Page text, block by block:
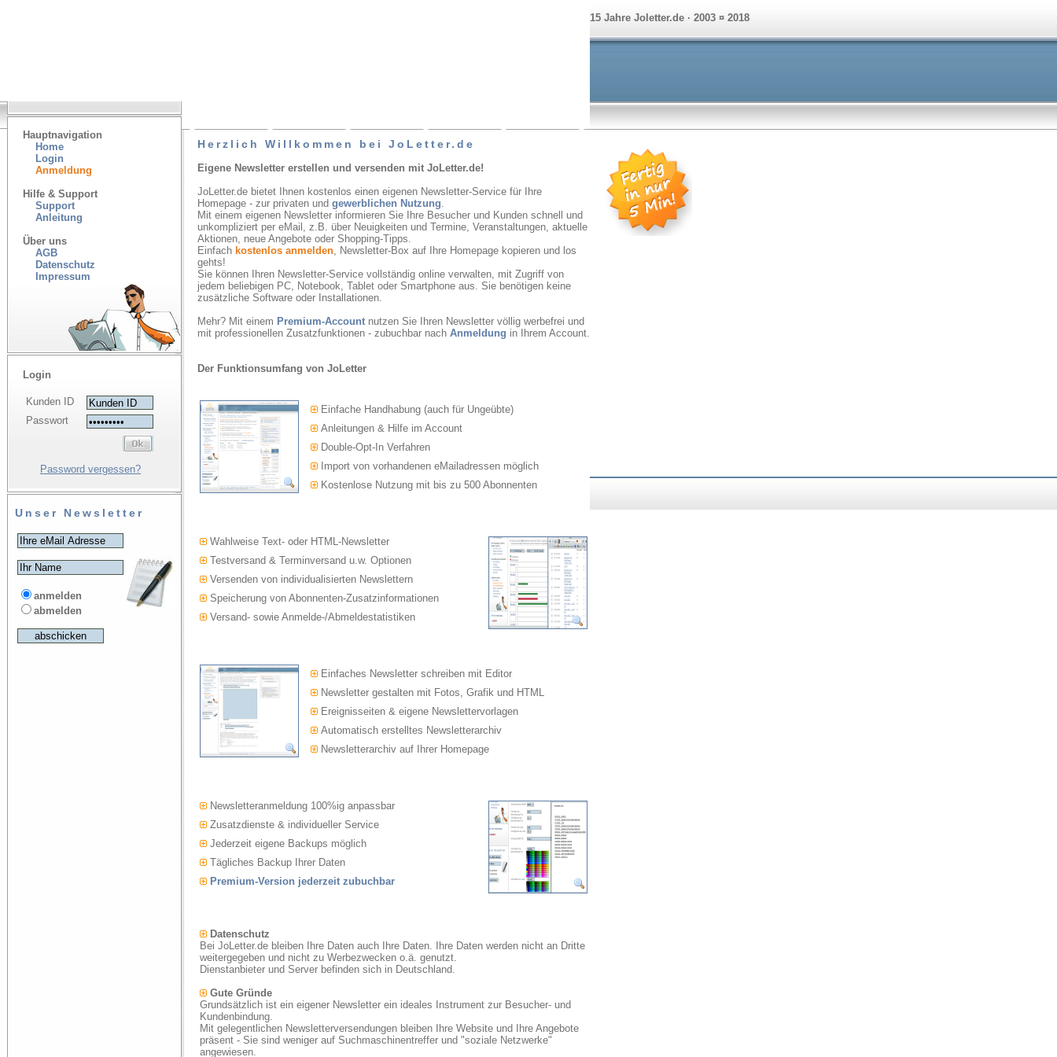
15 Jahre Joletter.de · 2003 ¤ 2018
Hauptnavigation
Home
Login
Anmeldung
Hilfe & Support
Support
Anleitung
Über uns
AGB
Datenschutz
Impressum
Login
Kunden ID
Passwort
Password vergessen?
Unser Newsletter
anmelden
abmelden
Herzlich Willkommen bei JoLetter.de
Eigene Newsletter erstellen und versenden mit JoLetter.de!
JoLetter.de bietet Ihnen kostenlos einen eigenen Newsletter-Service für Ihre
Homepage - zur privaten und gewerblichen Nutzung.
Mit einem eigenen Newsletter informieren Sie Ihre Besucher und Kunden schnell und
unkompliziert per eMail, z.B. über Neuigkeiten und Termine, Veranstaltungen, aktuelle
Aktionen, neue Angebote oder Shopping-Tipps.
Einfach kostenlos anmelden, Newsletter-Box auf Ihre Homepage kopieren und los
gehts!
Sie können Ihren Newsletter-Service vollständig online verwalten, mit Zugriff von
jedem beliebigen PC, Notebook, Tablet oder Smartphone aus. Sie benötigen keine
zusätzliche Software oder Installationen.
Mehr? Mit einem Premium-Account nutzen Sie Ihren Newsletter völlig werbefrei und
mit professionellen Zusatzfunktionen - zubuchbar nach Anmeldung in Ihrem Account.
Der Funktionsumfang von JoLetter
Einfache Handhabung (auch für Ungeübte)
Anleitungen & Hilfe im Account
Double-Opt-In Verfahren
Import von vorhandenen eMailadressen möglich
Kostenlose Nutzung mit bis zu 500 Abonnenten
Wahlweise Text- oder HTML-Newsletter
Testversand & Terminversand u.w. Optionen
Versenden von individualisierten Newslettern
Speicherung von Abonnenten-Zusatzinformationen
Versand- sowie Anmelde-/Abmeldestatistiken
Einfaches Newsletter schreiben mit Editor
Newsletter gestalten mit Fotos, Grafik und HTML
Ereignisseiten & eigene Newslettervorlagen
Automatisch erstelltes Newsletterarchiv
Newsletterarchiv auf Ihrer Homepage
Newsletteranmeldung 100%ig anpassbar
Zusatzdienste & individueller Service
Jederzeit eigene Backups möglich
Tägliches Backup Ihrer Daten
Premium-Version jederzeit zubuchbar
Datenschutz
Bei JoLetter.de bleiben Ihre Daten auch Ihre Daten. Ihre Daten werden nicht an Dritte
weitergegeben und nicht zu Werbezwecken o.ä. genutzt.
Dienstanbieter und Server befinden sich in Deutschland.
Gute Gründe
Grundsätzlich ist ein eigener Newsletter ein ideales Instrument zur Besucher- und
Kundenbindung.
Mit gelegentlichen Newsletterversendungen bleiben Ihre Website und Ihre Angebote
präsent - Sie sind weniger auf Suchmaschinentreffer und "soziale Netzwerke"
angewiesen.